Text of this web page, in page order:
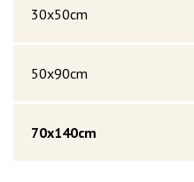
30x50cm
50x90cm
70x140cm